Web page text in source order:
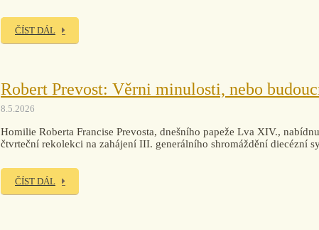
ČÍST DÁL
Robert Prevost: Věrni minulosti, nebo
8.5.2026
Homilie Roberta Francise Prevosta, dnešního papeže Lva XIV.,
čtvrteční rekolekci na zahájení III. generálního shromáždění diecézní
ČÍST DÁL